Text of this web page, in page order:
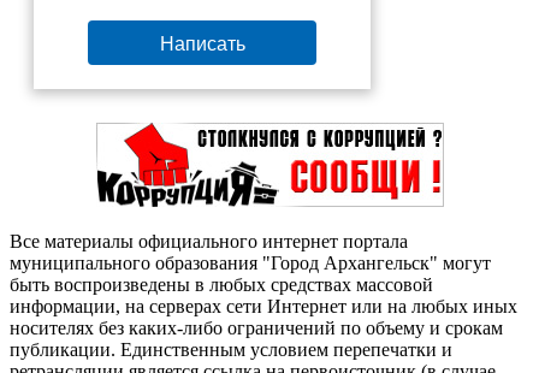
Написать
Все материалы официального интернет портала
муниципального образования "Город Архангельск" могут
быть воспроизведены в любых средствах массовой
информации, на серверах сети Интернет или на любых иных
носителях без каких-либо ограничений по объему и срокам
публикации. Единственным условием перепечатки и